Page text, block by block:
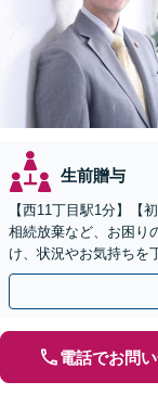
生前贈与
【西11丁目駅1分】【
相続放棄など、お困り
け、状況やお気持ちを
考えてまいります。【
電話でお問